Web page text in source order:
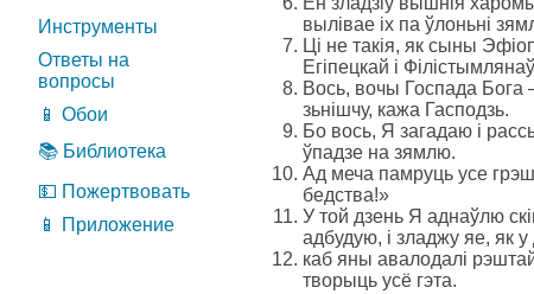
Инструменты
Ответы на
вопросы
📱 Обои
📚 Библиотека
💵 Пожертвовать
📱 Приложение
вылівае іх па ўлоньні
Ці не такія, як сыны
Егіпецкай і
Вось, вочы Госпада Бога
зьнішчу, кажа Гасподзь.
Бо вось, Я загадаю і
ўпадзе на зямлю.
Ад меча памруць усе
бедства!»
У той дзень Я аднаўлю
адбудую, і зладжу яе, як у
каб яны авалодалі
творыць усё гэта.